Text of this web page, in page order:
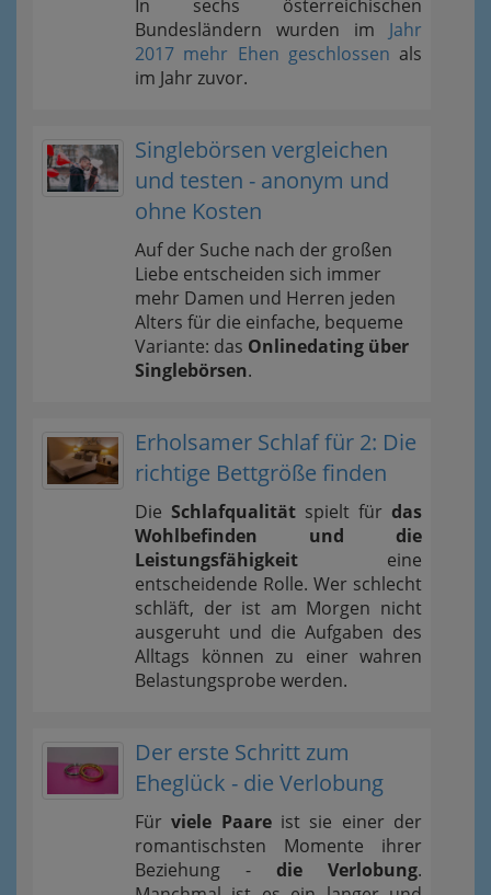
In sechs österreichischen
Bundesländern wurden im Jahr
2017 mehr Ehen geschlossen als
im Jahr zuvor.
Singlebörsen vergleichen
und testen - anonym und
ohne Kosten
Auf der Suche nach der großen
Liebe entscheiden sich immer
mehr Damen und Herren jeden
Alters für die einfache, bequeme
Variante: das Onlinedating über
Singlebörsen.
Erholsamer Schlaf für 2: Die
richtige Bettgröße finden
Die Schlafqualität spielt für das
Wohlbefinden und die
Leistungsfähigkeit eine
entscheidende Rolle. Wer schlecht
schläft, der ist am Morgen nicht
ausgeruht und die Aufgaben des
Alltags können zu einer wahren
Belastungsprobe werden.
Der erste Schritt zum
Eheglück - die Verlobung
Fürviele Paareist sie einer der
romantischsten Momente ihrer
Beziehung - die Verlobung.